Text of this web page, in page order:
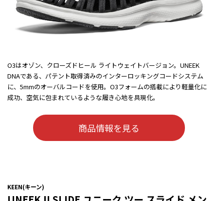
O3はオゾン、クローズドヒール ライトウェイトバージョン。UNEEK
DNAである、パテント取得済みのインターロッキングコードシステム
に、5mmのオーバルコードを使用。O3フォームの搭載により軽量化に
成功、空気に包まれているような履き心地を具現化。
商品情報を見る
KEEN(キーン)